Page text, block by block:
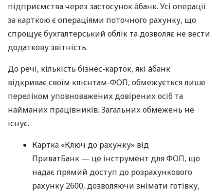
підприємства через застосунок àбанк. Усі операції
за карткою є операціями поточного рахунку, що
спрощує бухгалтерський облік та дозволяє не вести
додаткову звітність.
До речі, кількість бізнес-карток, які àбанк
відкриває своїм клієнтам-ФОП, обмежується лише
переліком уповноважених довірених осіб та
найманих працівників. Загальних обмежень не
існує.
Картка «Ключ до рахунку» від
ПриватБанк — це інструмент для ФОП, що
надає прямий доступ до розрахункового
рахунку 2600, дозволяючи знімати готівку,